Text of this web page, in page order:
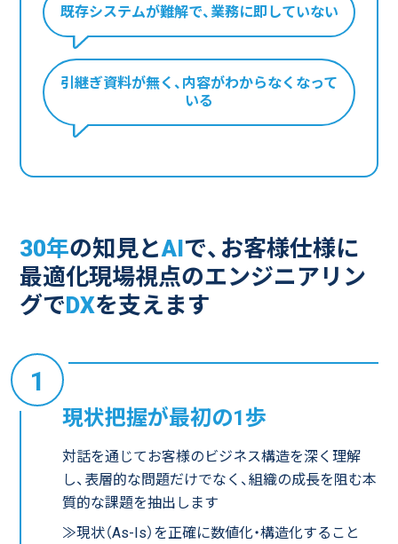
既存システムが難解で、 業務に即していない
引継ぎ資料が無く、 内容がわからなくなって
いる
30年の知見とAIで、お客様仕様に
最適化現場視点のエンジニアリン
グでDXを支えます
1
現状把握が最初の1歩
対話を通じてお客様のビジネス構造を深く理解
し、表層的な問題だけでなく、組織の成長を阻む本
質的な課題を抽出します
≫現状（As-Is）を正確に数値化・構造化すること